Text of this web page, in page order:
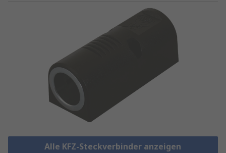
Alle KFZ-Steckverbinder anzeigen